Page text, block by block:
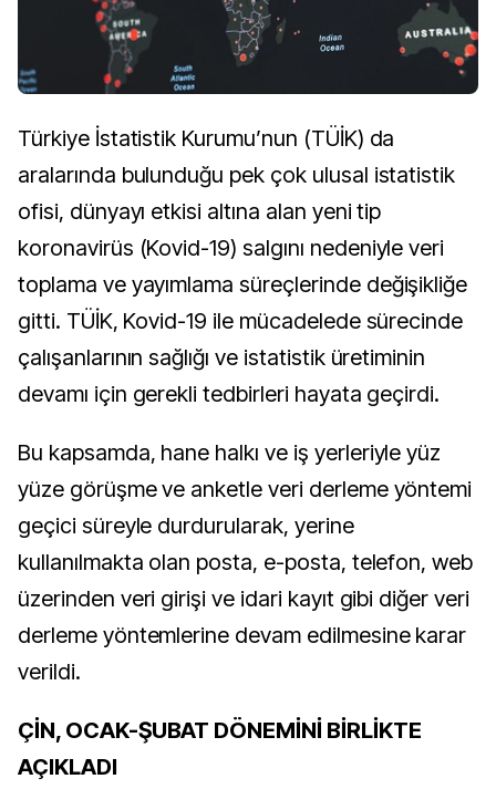
Türkiye İstatistik Kurumu’nun (TÜİK) da
aralarında bulunduğu pek çok ulusal istatistik
ofisi, dünyayı etkisi altına alan yeni tip
koronavirüs (Kovid-19) salgını nedeniyle veri
toplama ve yayımlama süreçlerinde değişikliğe
gitti. TÜİK, Kovid-19 ile mücadelede sürecinde
çalışanlarının sağlığı ve istatistik üretiminin
devamı için gerekli tedbirleri hayata geçirdi.
Bu kapsamda, hane halkı ve iş yerleriyle yüz
yüze görüşme ve anketle veri derleme yöntemi
geçici süreyle durdurularak, yerine
kullanılmakta olan posta, e-posta, telefon, web
üzerinden veri girişi ve idari kayıt gibi diğer veri
derleme yöntemlerine devam edilmesine karar
verildi.
ÇİN, OCAK-ŞUBAT DÖNEMİNİ BİRLİKTE
AÇIKLADI